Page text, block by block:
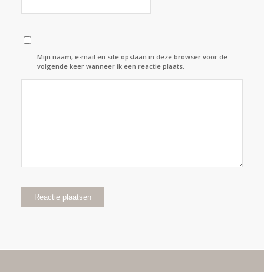
Mijn naam, e-mail en site opslaan in deze browser voor de
volgende keer wanneer ik een reactie plaats.